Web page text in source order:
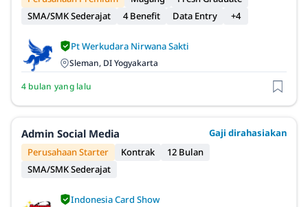
SMA/SMK Sederajat
4 Benefit Data Entry +4
Pt Werkudara Nirwana Sakti
Sleman, DI Yogyakarta
4 bulan yang lalu
Admin Social Media
Gaji dirahasiakan
Perusahaan Starter
Kontrak
12 Bulan
SMA/SMK Sederajat
Indonesia Card Show